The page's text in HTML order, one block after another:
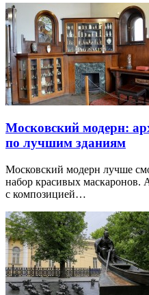
Московский модерн:
по лучшим зданиям
Московский модерн лучше
набор красивых маскаронов.
с композицией…